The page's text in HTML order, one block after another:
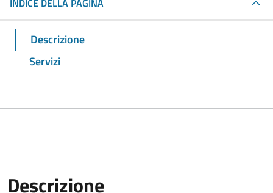
INDICE DELLA PAGINA
Descrizione
Servizi
Descrizione